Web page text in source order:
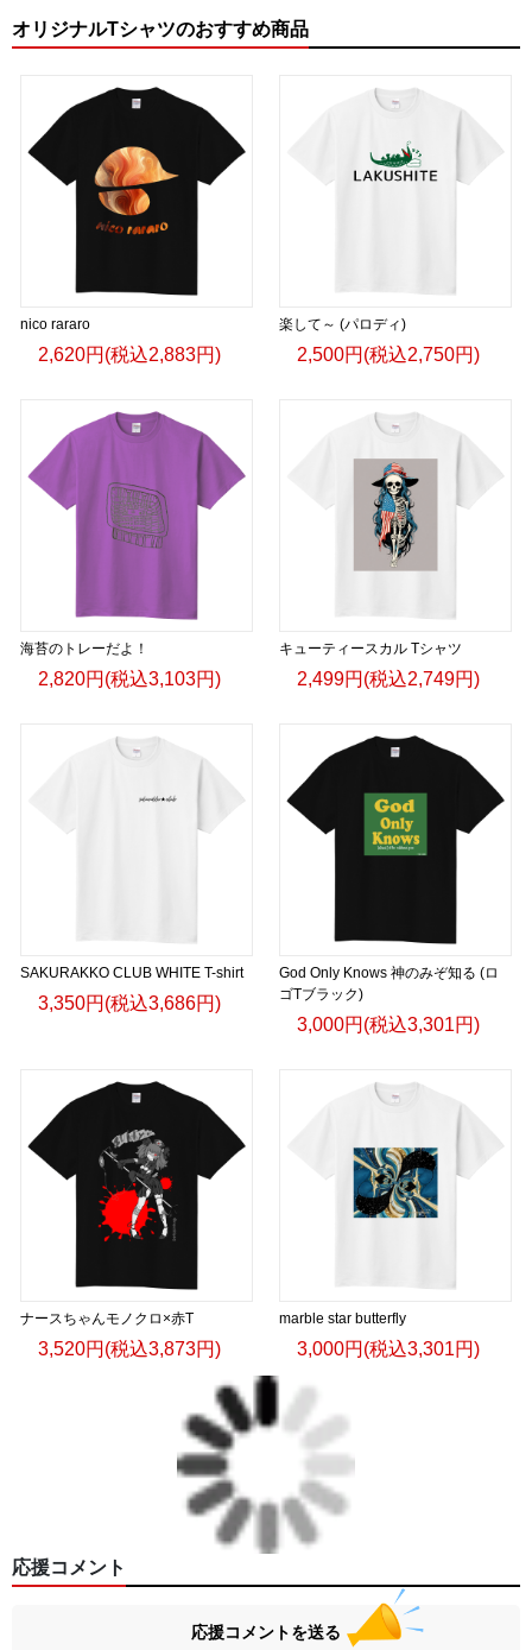
オリジナルTシャツのおすすめ商品
nico rararo
2,620円(税込2,883円)
楽して～ (パロディ)
2,500円(税込2,750円)
海苔のトレーだよ！
2,820円(税込3,103円)
キューティースカル Tシャツ
2,499円(税込2,749円)
SAKURAKKO CLUB WHITE T-shirt
3,350円(税込3,686円)
God Only Knows 神のみぞ知る (ロ
ゴTブラック)
3,000円(税込3,301円)
ナースちゃんモノクロ×赤T
3,520円(税込3,873円)
marble star butterfly
3,000円(税込3,301円)
応援コメント
応援コメントを送る